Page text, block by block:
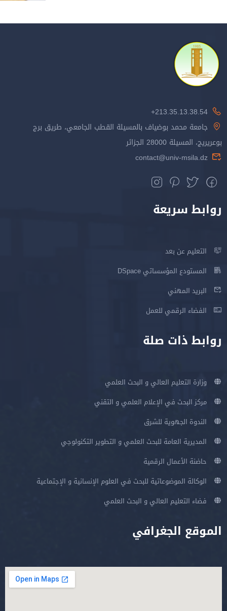
213.35.13.38.54+
جامعة محمد بوضياف بالمسيلة القطب الجامعي، طريق برج
بوعريريج، المسيلة 28000 الجزائر
contact@univ-msila.dz
روابط سريعة
التعليم عن بعد
المستودع المؤسساتي DSpace
البريد المهني
الفضاء الرقمي للعمل
روابط ذات صلة
وزارة التعليم العالي و البحث العلمي
مركز البحث في الإعلام العلمي و التقني
الندوة الجهوية للشرق
المديرية العامة للبحث العلمي و التطوير التكنولوجي
حاضنة الأعمال الرقمية
الوكالة الموضوعاتية للبحث في العلوم الإنسانية و الإجتماعية
فضاء التعليم العالي و البحث العلمي
الموقع الجغرافي